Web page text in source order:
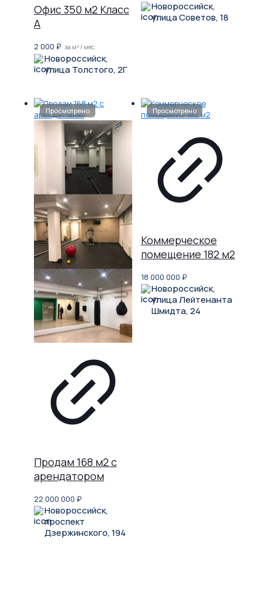
Офис 350 м2 Класс
A
2 000 ₽ за м² / мес.
Новороссийск,
улица Толстого, 2Г
Новороссийск,
улица Советов, 18
Продам 168 м2 с
арендатором
22 000 000 ₽
Новороссийск,
проспект
Дзержинского, 194
Коммерческое
помещение 182 м2
18 000 000 ₽
Новороссийск,
улица Лейтенанта
Шмидта, 24